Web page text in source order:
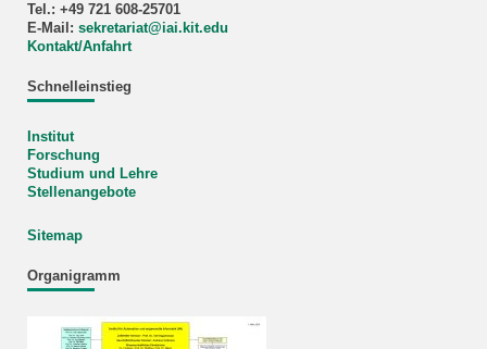
Tel.: +49 721 608-25701
E-Mail: sekretariat@iai.kit.edu
Kontakt/Anfahrt
Schnelleinstieg
Institut
Forschung
Studium und Lehre
Stellenangebote
Sitemap
Organigramm